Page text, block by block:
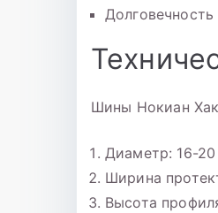
Шины Нокиан
Диаметр: 16-
Ширина
Высота